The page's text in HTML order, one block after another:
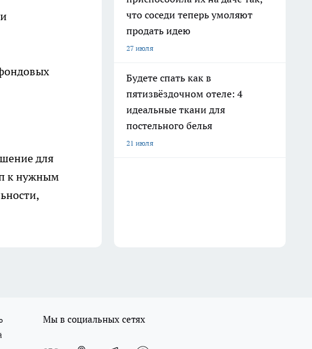
для
к нужным
что соседи теперь умоляют
продать идею
27 июля
Будете спать как в
пятизвёздочном отеле: 4
идеальные ткани для
постельного белья
21 июля
Мы в социальных сетях